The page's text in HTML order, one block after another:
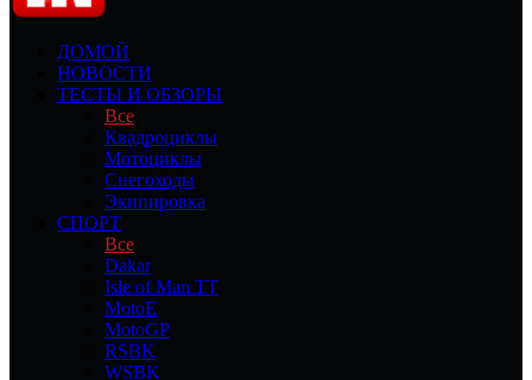
ДОМОЙ
НОВОСТИ
ТЕСТЫ И ОБЗОРЫ
Все
Квадроциклы
Мотоциклы
Снегоходы
Экипировка
СПОРТ
Все
Dakar
Isle of Man TT
MotoE
MotoGP
RSBK
WSBK